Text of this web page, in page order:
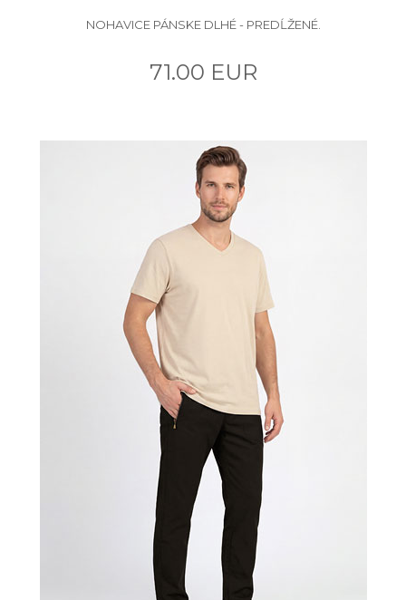
NOHAVICE PÁNSKE DLHÉ - PREDĹŽENÉ.
71.00 EUR